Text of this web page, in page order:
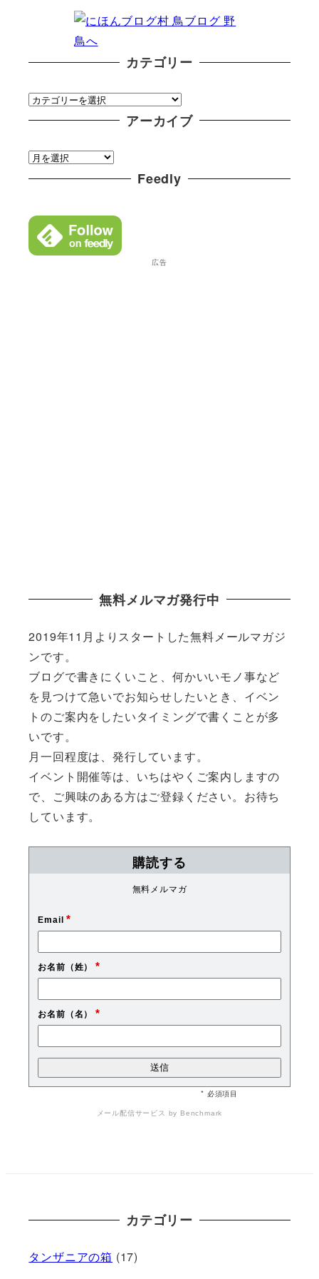
カテゴリー
カ
テ
リ
ー
アーカイブ
ア
ー
イ
ブ
Feedly
広告
無料メルマガ発行中
2019年11月よりスタートした無料メールマガジ
ンです。
ブログで書きにくいこと、何かいいモノ事など
を見つけて急いでお知らせしたいとき、イベン
トのご案内をしたいタイミングで書くことが多
いです。
月一回程度は、発行しています。
イベント開催等は、いちはやくご案内しますの
で、ご興味のある方はご登録ください。お待ち
しています。
購読する
無料メルマガ
Email*
お名前（姓） *
お名前（名） *
* 必須項目
メール配信サービス by Benchmark
カテゴリー
タンザニアの箱 (17)